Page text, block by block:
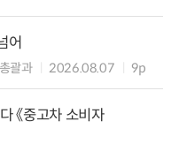
어
괄과 2026.08.07 9p
《중고차 소비자